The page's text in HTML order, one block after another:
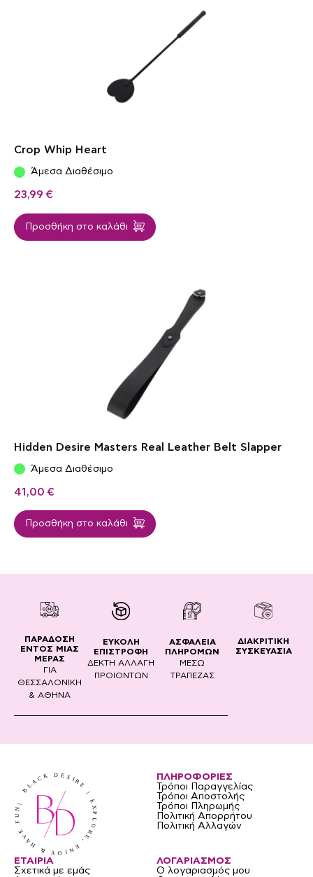
Crop Whip Heart
Άμεσα Διαθέσιμο
23,99 €
Προσθήκη στο καλάθι
Hidden Desire Masters Real Leather Belt Slapper
Άμεσα Διαθέσιμο
41,00 €
Προσθήκη στο καλάθι
ΠΑΡΑΔΟΣΗ
ΕΝΤΟΣ ΜΙΑΣ
ΜΕΡΑΣ
ΓΙΑ
ΘΕΣΣΑΛΟΝΙΚΗ
& ΑΘΗΝΑ
ΕΥΚΟΛΗ
ΕΠΙΣΤΡΟΦΗ
ΔΕΚΤΗ ΑΛΛΑΓΗ
ΠΡΟΙΟΝΤΩΝ
ΑΣΦΑΛΕΙΑ
ΠΛΗΡΟΜΩΝ
ΜΕΣΩ
ΤΡΑΠΕΖΑΣ
ΔΙΑΚΡΙΤΙΚΗ
ΣΥΣΚΕΥΑΣΙΑ
ΠΛΗΡΟΦΟΡΙΕΣ
Τρόποι Παραγγελίας
Τρόποι Αποστολής
Τρόποι Πληρωμής
Πολιτική Απορρήτου
Πολιτική Αλλαγών
ΛΟΓΑΡΙΑΣΜΟΣ
Ο λογαριασμός μου
ΕΤΑΙΡΙΑ
Σχετικά με εμάς